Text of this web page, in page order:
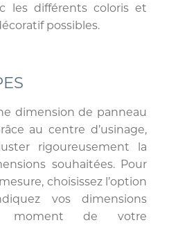
les différents coloris et
possibles.
dimension de panneau
au centre d’usinage,
rigoureusement la
souhaitées. Pour
choisissez l’option
vos dimensions
moment de votre